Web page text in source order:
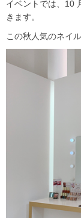
イベントでは、 10
きます。
この秋人気のネイ